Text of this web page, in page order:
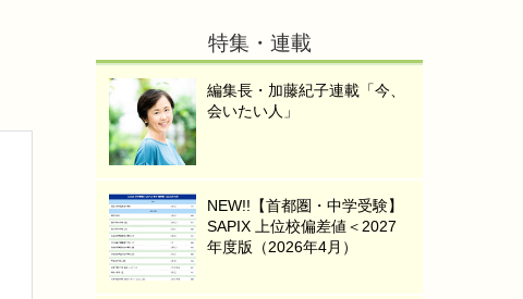
特集・連載
編集長・加藤紀子連載「今、
会いたい人」
NEW!!【首都圏・中学受験】
SAPIX 上位校偏差値＜2027
年度版（2026年4月）